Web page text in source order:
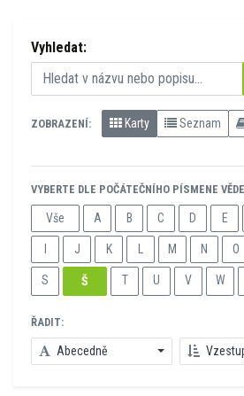
Vyhledat:
ZOBRAZENÍ: Karty Seznam
VYBERTE DLE POČÁTEČNÍHO PÍSMENE
Vše A B C D E
J K M N O
S Š T U V W
ŘADIT:
Abecedně